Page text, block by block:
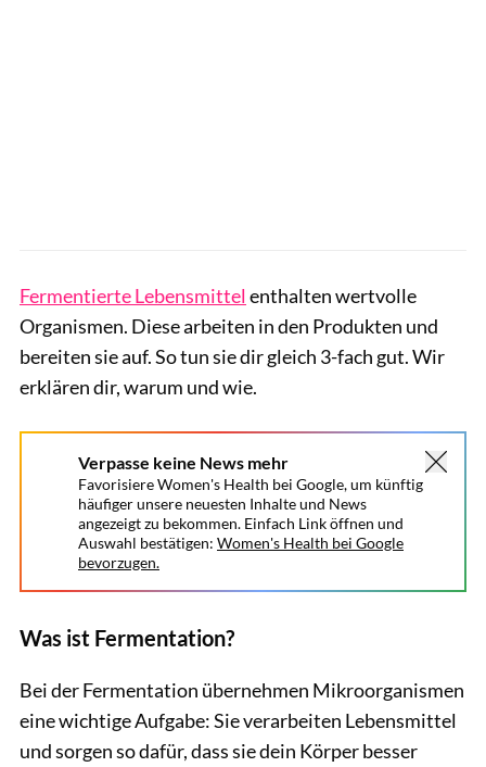
Fermentierte Lebensmittel enthalten wertvolle
Organismen. Diese arbeiten in den Produkten und
bereiten sie auf. So tun sie dir gleich 3-fach gut. Wir
erklären dir, warum und wie.
Verpasse keine News mehr
Favorisiere Women's Health bei Google, um künftig
häufiger unsere neuesten Inhalte und News
angezeigt zu bekommen. Einfach Link öffnen und
Auswahl bestätigen: Women's Health bei Google
bevorzugen.
Was ist Fermentation?
Bei der Fermentation übernehmen Mikroorganismen
eine wichtige Aufgabe: Sie verarbeiten Lebensmittel
und sorgen so dafür, dass sie dein Körper besser